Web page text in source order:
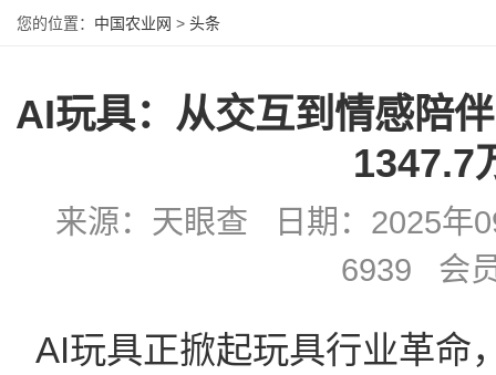
您的位置： 中国农业网 > 头条
AI玩具：从交互到情感陪
1347.7
来源：天眼查 日期：2025年
6939 会
AI玩具正掀起玩具行业革命